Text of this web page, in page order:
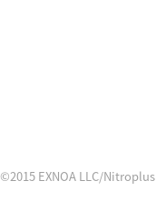
©2015 EXNOA LLC/Nitroplus